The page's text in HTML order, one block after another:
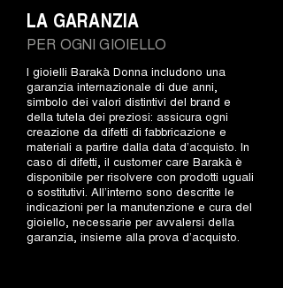
PER OGNI GIOIELLO
LA GARANZIA
I gioielli Barakà Donna includono una
garanzia internazionale di due anni,
simbolo dei valori distintivi del brand e
della tutela dei preziosi: assicura ogni
creazione da difetti di fabbricazione e
materiali a partire dalla data d’acquisto. In
caso di difetti, il customer care Barakà è
disponibile per risolvere con prodotti uguali
o sostitutivi. All’interno sono descritte le
indicazioni per la manutenzione e cura del
gioiello, necessarie per avvalersi della
garanzia, insieme alla prova d’acquisto.